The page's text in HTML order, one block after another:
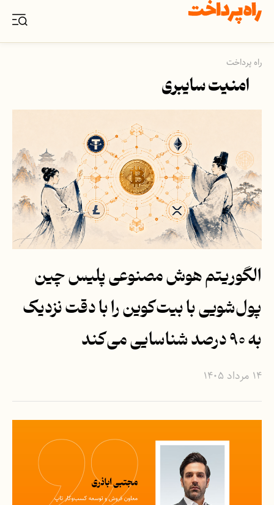
راه پرداخت
امنیت سایبری
الگوریتم هوش مصنوعی پلیس چین
پول‌شویی با بیت‌کوین را با دقت نزدیک
به ۹۰ درصد شناسایی می‌کند
۱۴ مرداد ۱۴۰۵